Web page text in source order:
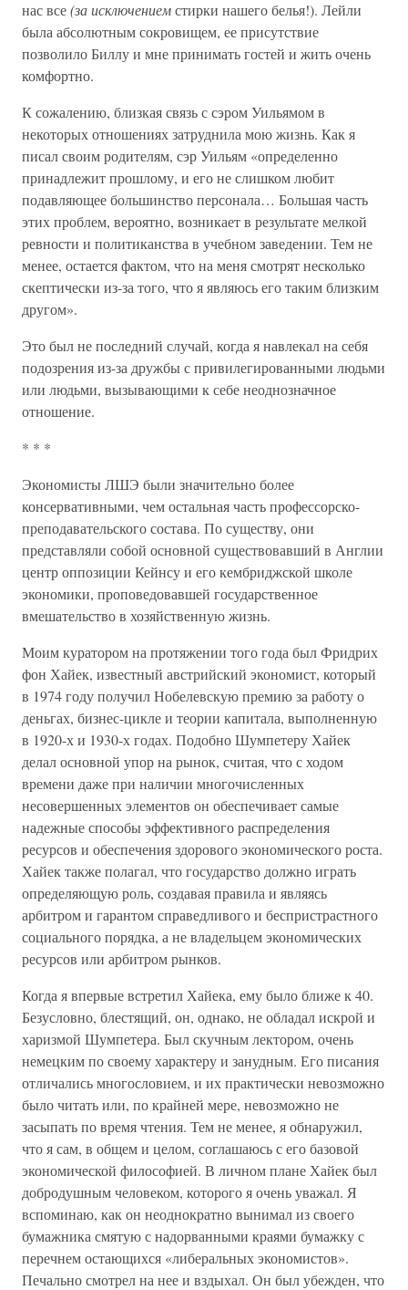
нас все(за исключениемстирки нашего белья!). Лейли
была абсолютным сокровищем, ее присутствие
позволило Биллу и мне принимать гостей и жить очень
комфортно.
К сожалению, близкая связь с сэром Уильямом в
некоторых отношениях затруднила мою жизнь. Как я
писал своим родителям, сэр Уильям «определенно
принадлежит прошлому, и его не слишком любит
подавляющее большинство персонала… Большая часть
этих проблем, вероятно, возникает в результате мелкой
ревности и политиканства в учебном заведении. Тем не
менее, остается фактом, что на меня смотрят несколько
скептически из-за того, что я являюсь его таким близким
другом».
Это был не последний случай, когда я навлекал на себя
подозрения из-за дружбы с привилегированными людьми
или людьми, вызывающими к себе неоднозначное
отношение.
* * *
Экономисты ЛШЭ были значительно более
консервативными, чем остальная часть профессорско-
преподавательского состава. По существу, они
представляли собой основной существовавший в Англии
центр оппозиции Кейнсу и его кембриджской школе
экономики, проповедовавшей государственное
вмешательство в хозяйственную жизнь.
Моим куратором на протяжении того года был Фридрих
фон Хайек, известный австрийский экономист, который
в 1974 году получил Нобелевскую премию за работу о
деньгах, бизнес-цикле и теории капитала, выполненную
в 1920-х и 1930-х годах. Подобно Шумпетеру Хайек
делал основной упор на рынок, считая, что с ходом
времени даже при наличии многочисленных
несовершенных элементов он обеспечивает самые
надежные способы эффективного распределения
ресурсов и обеспечения здорового экономического роста.
Хайек также полагал, что государство должно играть
определяющую роль, создавая правила и являясь
арбитром и гарантом справедливого и беспристрастного
социального порядка, а не владельцем экономических
ресурсов или арбитром рынков.
Когда я впервые встретил Хайека, ему было ближе к 40.
Безусловно, блестящий, он, однако, не обладал искрой и
харизмой Шумпетера. Был скучным лектором, очень
немецким по своему характеру и занудным. Его писания
отличались многословием, и их практически невозможно
было читать или, по крайней мере, невозможно не
засыпать по время чтения. Тем не менее, я обнаружил,
что я сам, в общем и целом, соглашаюсь с его базовой
экономической философией. В личном плане Хайек был
добродушным человеком, которого я очень уважал. Я
вспоминаю, как он неоднократно вынимал из своего
бумажника смятую с надорванными краями бумажку с
перечнем остающихся «либеральных экономистов».
Печально смотрел на нее и вздыхал. Он был убежден, что